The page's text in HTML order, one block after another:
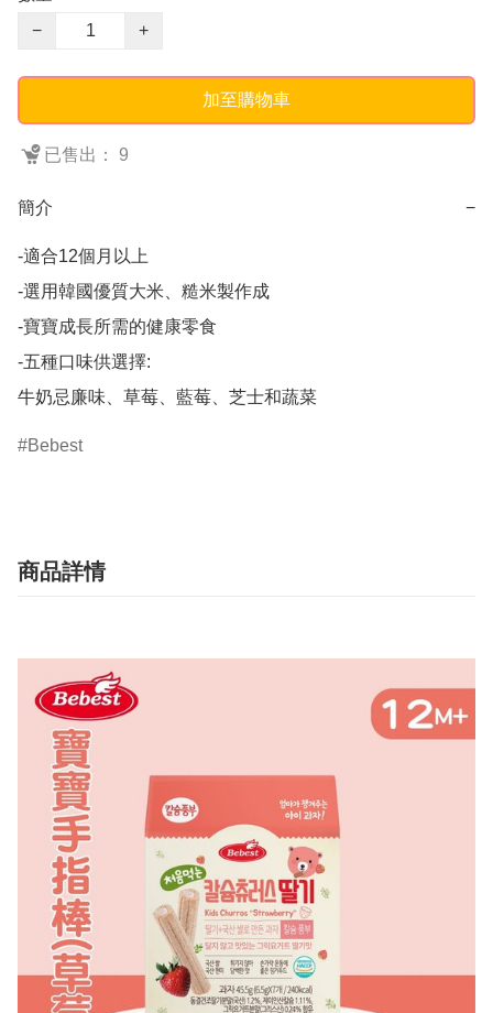
−
+
加至購物車
已售出： 9
簡介 −
-適合12個月以上
-選用韓國優質大米、糙米製作成
-寶寶成長所需的健康零食
-五種口味供選擇:
牛奶忌廉味、草莓、藍莓、芝士和蔬菜
Bebest
商品詳情